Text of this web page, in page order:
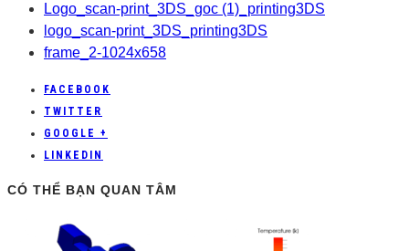
Logo_scan-print_3DS_goc (1)_printing3DS
logo_scan-print_3DS_printing3DS
frame_2-1024x658
FACEBOOK
TWITTER
GOOGLE +
LINKEDIN
CÓ THỂ BẠN QUAN TÂM